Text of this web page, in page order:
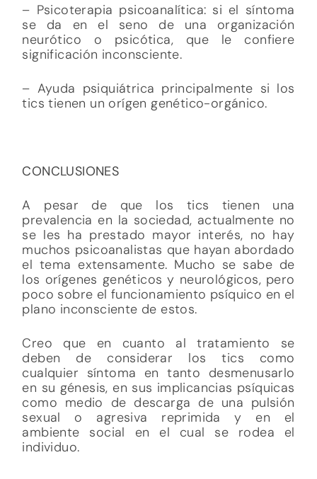
– Psicoterapia psicoanalítica: si el síntoma
se da en el seno de una organización
neurótico o psicótica, que le confiere
significación inconsciente.
– Ayuda psiquiátrica principalmente si los
tics tienen un orígen genético-orgánico.
CONCLUSIONES
A pesar de que los tics tienen una
prevalencia en la sociedad, actualmente no
se les ha prestado mayor interés, no hay
muchos psicoanalistas que hayan abordado
el tema extensamente. Mucho se sabe de
los orígenes genéticos y neurológicos, pero
poco sobre el funcionamiento psíquico en el
plano inconsciente de estos.
Creo que en cuanto al tratamiento se
deben de considerar los tics como
cualquier síntoma en tanto desmenusarlo
en su génesis, en sus implicancias psíquicas
como medio de descarga de una pulsión
sexual o agresiva reprimida y en el
ambiente social en el cual se rodea el
individuo.